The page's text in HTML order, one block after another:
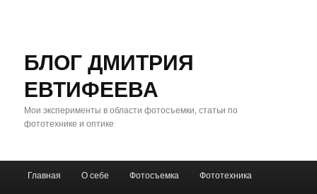
БЛОГ ДМИТРИЯ
ЕВТИФЕЕВА
Мои эксперименты в области фотосъемки, статьи по
фототехнике и оптике
Перейти
Перейти
Главная О себе Фотосъемка Фототехника